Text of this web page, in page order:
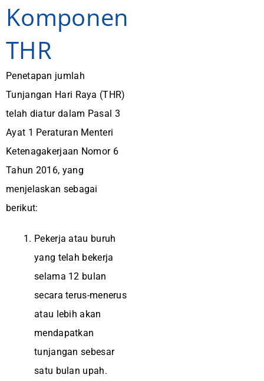
Komponen
THR
Penetapan jumlah
Tunjangan Hari Raya (THR)
telah diatur dalam Pasal 3
Ayat 1 Peraturan Menteri
Ketenagakerjaan Nomor 6
Tahun 2016, yang
menjelaskan sebagai
berikut:
Pekerja atau buruh
yang telah bekerja
selama 12 bulan
secara terus-menerus
atau lebih akan
mendapatkan
tunjangan sebesar
satu bulan upah.